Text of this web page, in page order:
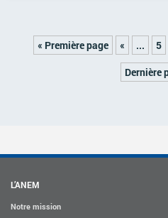
« Première page « ... 5
Dernière
L’ANEM
Notre mission